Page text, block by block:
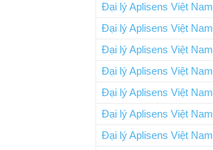
Đại lý Aplisens Việt Nam
Đại lý Aplisens Việt Nam
Đại lý Aplisens Việt Nam
Đại lý Aplisens Việt Nam
Đại lý Aplisens Việt Nam
Đại lý Aplisens Việt Nam
Đại lý Aplisens Việt Nam